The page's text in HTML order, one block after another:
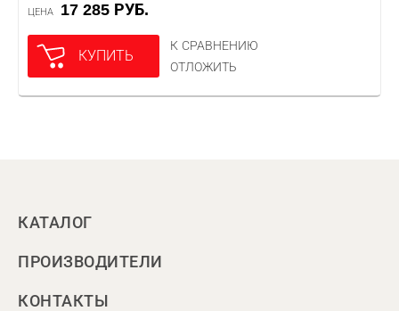
ЦЕНА 17 285 РУБ.
КУПИТЬ
К СРАВНЕНИЮ
ОТЛОЖИТЬ
КАТАЛОГ
ПРОИЗВОДИТЕЛИ
КОНТАКТЫ